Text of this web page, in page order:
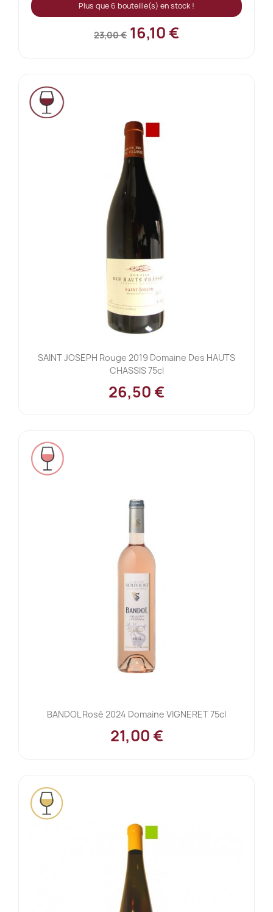
Plus que 6 bouteille(s) en stock !
23,00 € 16,10 €
SAINT JOSEPH Rouge 2019 Domaine Des HAUTS
CHASSIS 75cl
26,50 €
BANDOL Rosé 2024 Domaine VIGNERET 75cl
21,00 €